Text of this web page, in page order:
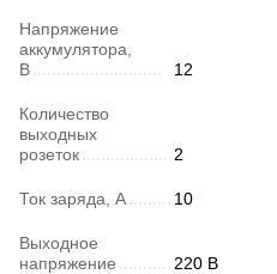
Напряжение
аккумулятора,
В
12
Количество
выходных
розеток
2
Ток заряда, А 10
Выходное
напряжение
220 В